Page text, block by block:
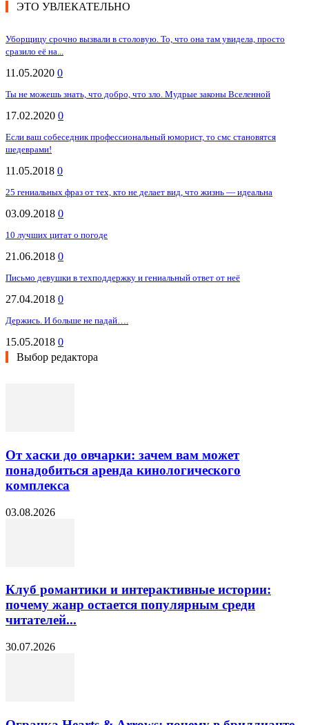
ЭТО УВЛЕКАТЕЛЬНО
Уборщицу срочно вызвали в столовую. То, что она там увидела, просто
сразило её на...
11.05.2020 0
Ты не можешь знать, что добро, что зло. Мудрые законы Вселенной
17.02.2020 0
Если ваш собеседник профессиональный юморист, то смс становятся
шедеврами!
11.05.2018 0
25 гениальных фраз от тех, кто не делает вид, что жизнь — идеальна
03.09.2018 0
10 лучших цитат о погоде
21.06.2018 0
Письмо девушки в техподдержку и гениальный ответ от неё
27.04.2018 0
Держись. И больше не падай….
15.05.2018 0
Выбор редактора
От хаски до овчарки: зачем вам может
понадобиться аренда кинологического
комплекса
03.08.2026
Клуб романтики и интерактивные истории:
почему жанр остается популярным среди
читателей...
30.07.2026